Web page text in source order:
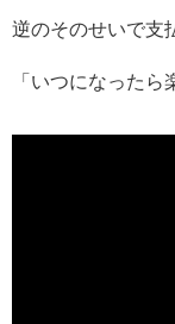
逆のそのせいで支
「いつになったら